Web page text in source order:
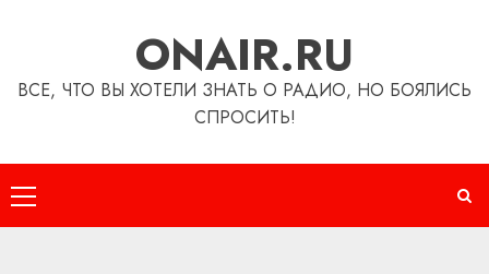
ONAIR.RU
ВСЕ, ЧТО ВЫ ХОТЕЛИ ЗНАТЬ О РАДИО, НО БОЯЛИСЬ
СПРОСИТЬ!
Основное
меню